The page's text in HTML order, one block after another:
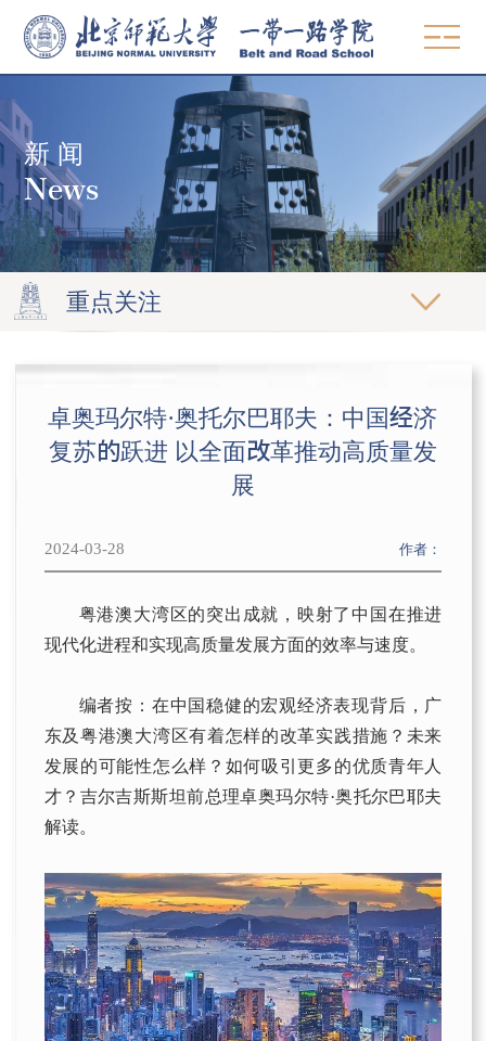
概况
使命愿景
院领导
组织机构
学术委员会
联系方式
师资
MBA & MPA
发展中国家硕士项目
高管教育
精品课程
论文
博士后
观点
新兴市场论坛
学术研讨会
招生
招生动态
校友寄语
新 闻
News
重点关注
卓奥玛尔特·奥托尔巴耶夫：中国经济
复苏的跃进 以全面改革推动高质量发
展
2024-03-28 作者：
粤港澳大湾区的突出成就，映射了中国在推进
现代化进程和实现高质量发展方面的效率与速度。
编者按：在中国稳健的宏观经济表现背后，广
东及粤港澳大湾区有着怎样的改革实践措施？未来
发展的可能性怎么样？如何吸引更多的优质青年人
才？吉尔吉斯斯坦前总理卓奥玛尔特·奥托尔巴耶夫
解读。